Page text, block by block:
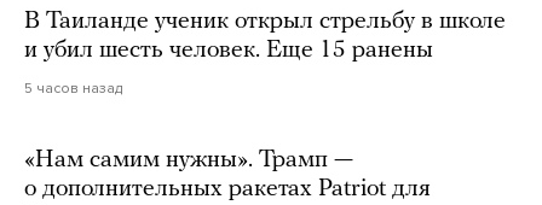
В Таиланде ученик открыл стрельбу в школе
и убил шесть человек. Еще 15 ранены
5 часов назад
«Нам самим нужны». Трамп —
о дополнительных ракетах Patriot для